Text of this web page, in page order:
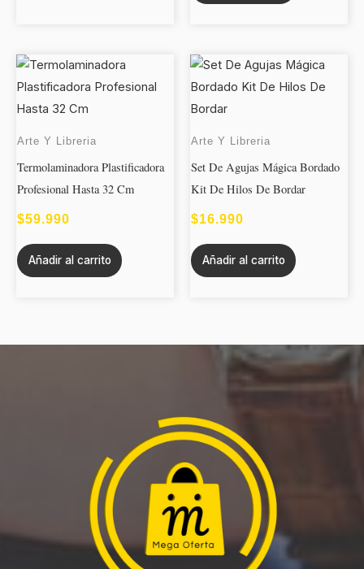
Arte Y Libreria
Termolaminadora Plastificadora
Profesional Hasta 32 Cm
$59.990
Añadir al carrito
Arte Y Libreria
Set De Agujas Mágica Bordado
Kit De Hilos De Bordar
$16.990
Añadir al carrito